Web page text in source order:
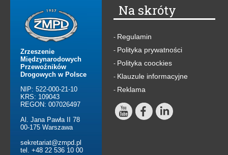
Zrzeszenie
Międzynarodowych
Przewoźników
Drogowych w Polsce
NIP: 522-000-21-10
KRS: 109043
REGON: 007026497
Al. Jana Pawła II 78
00-175 Warszawa
sekretariat@zmpd.pl
tel. +48 22 536 10 00
Na skróty
- Regulamin
- Polityka prywatności
- Polityka coockies
- Klauzule informacyjne
- Reklama